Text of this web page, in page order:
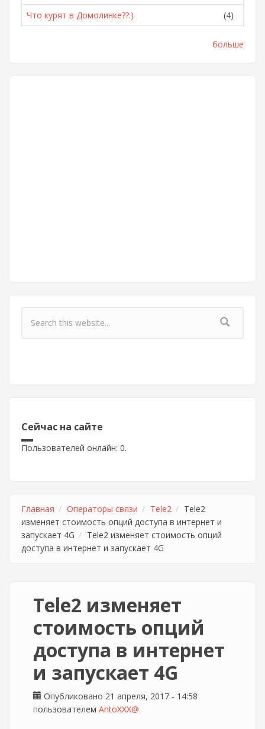
Что курят в Домолинке??:) (4)
больше
Форма поиска
Сейчас на сайте
Пользователей онлайн: 0.
Главная Операторы связи Tele2
Tele2
изменяет стоимость опций доступа в интернет и
запускает 4G
Tele2 изменяет стоимость опций
доступа в интернет и запускает 4G
Tele2 изменяет
стоимость опций
доступа в интернет
и запускает 4G
Опубликовано 21 апреля, 2017 - 14:58
пользователем AntoXXX@